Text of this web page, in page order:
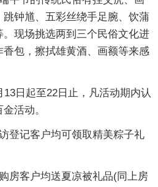
钟馗、五彩丝绕手足腕、饮蒲
现场挑选两到三个民俗文化进
包，擦拭雄黄酒、画额等来感
日起至22日止，凡活动期内认
活动。
登记客户均可领取精美粽子礼
房客户均送夏凉被礼品(同上房